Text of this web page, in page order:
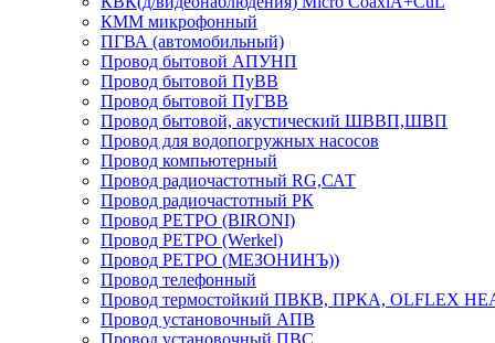
КММ микрофонный
ПГВА (автомобильный)
Провод бытовой АПУНП
Провод бытовой ПуВВ
Провод бытовой ПуГВВ
Провод бытовой, акустический ШВВП,ШВП
Провод для водопогружных насосов
Провод компьютерный
Провод радиочастотный RG,САТ
Провод радиочастотный РК
Провод РЕТРО (BIRONI)
Провод РЕТРО (Werkel)
Провод РЕТРО (МЕЗОНИНЪ))
Провод телефонный
Провод термостойкий ПВКВ, ПРКА, OLFLEX
Провод установочный АПВ